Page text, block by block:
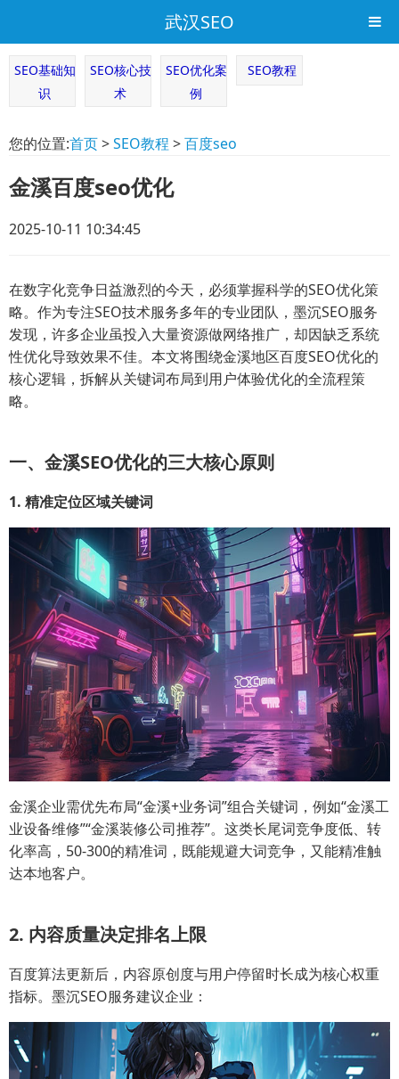
武汉SEO
SEO基础知
识
SEO核心技
术
SEO优化案
例
SEO教程
您的位置:首页>SEO教程 >百度seo
金溪百度seo优化
2025-10-11 10:34:45
在数字化竞争日益激烈的今天，必须掌握科学的SEO优化策
略。作为专注SEO技术服务多年的专业团队，墨沉SEO服务
发现，许多企业虽投入大量资源做网络推广，却因缺乏系统
性优化导致效果不佳。本文将围绕金溪地区百度SEO优化的
核心逻辑，拆解从关键词布局到用户体验优化的全流程策
略。
一、金溪SEO优化的三大核心原则
1. 精准定位区域关键词
金溪企业需优先布局“金溪+业务词”组合关键词，例如“金溪工
业设备维修”“金溪装修公司推荐”。这类长尾词竞争度低、转
化率高，50-300的精准词，既能规避大词竞争，又能精准触
达本地客户。
2. 内容质量决定排名上限
百度算法更新后，内容原创度与用户停留时长成为核心权重
指标。墨沉SEO服务建议企业：